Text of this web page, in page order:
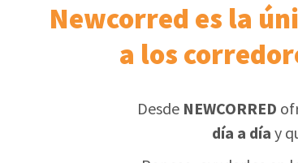
Newcorred es la
a los
Desde NEWCORRED
día a día y